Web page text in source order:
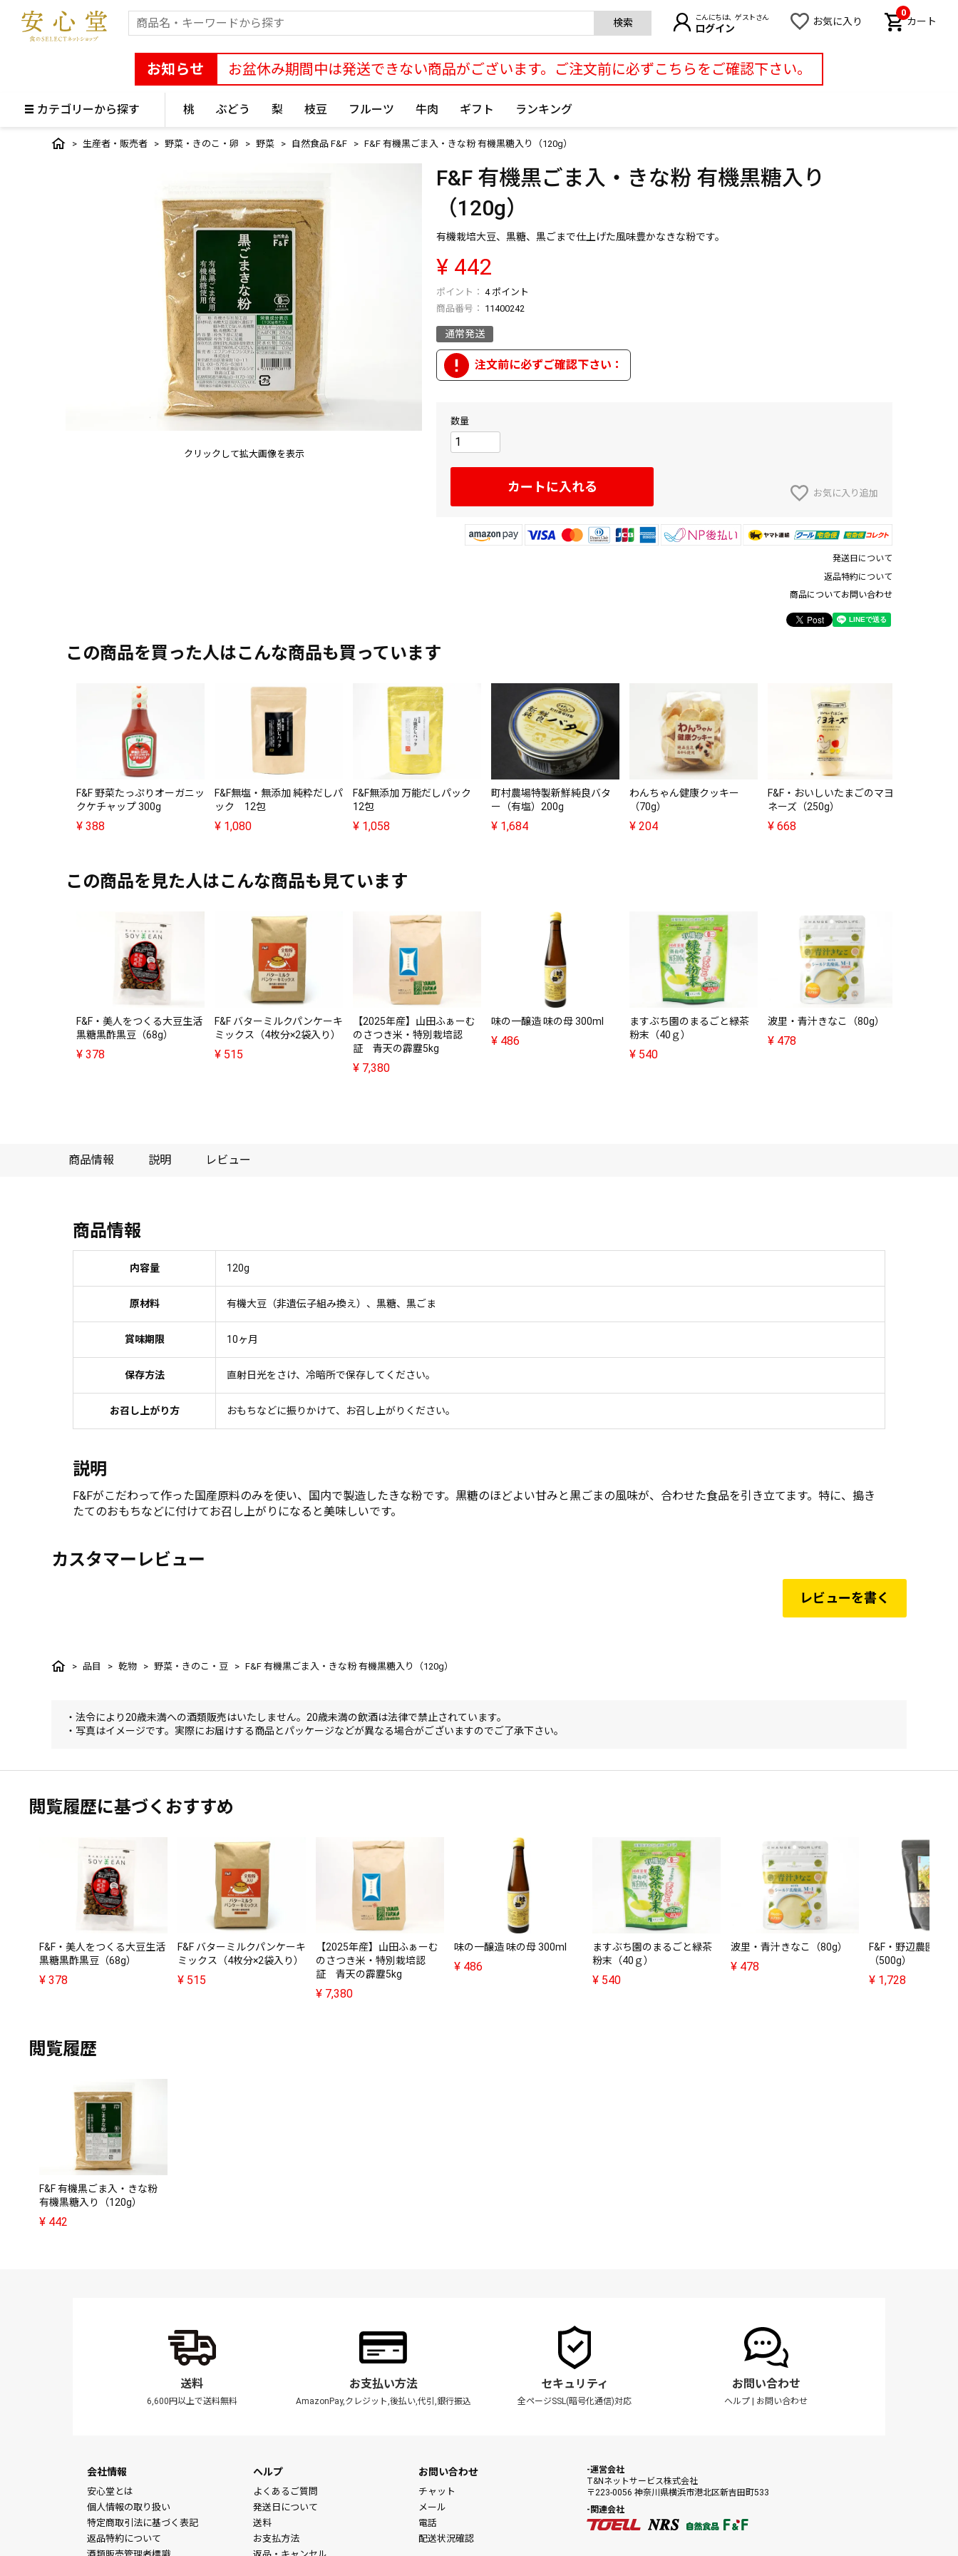
検索 こんにちは、ゲストさん
ログイン
お気に入り カート
0
お知らせ お盆休み期間中は発送できない商品がございます。ご注文前に必ずこちらをご確認下さい。
カテゴリーから探す 桃 ぶどう 梨 枝豆 フルーツ 牛肉 ギフト ランキング
生産者・販売者 野菜・きのこ・卵 野菜 自然食品 F&F F&F 有機黒ごま入・きな粉 有機黒糖入り（120g）
クリックして拡大画像を表示
F&F 有機黒ごま入・きな粉 有機黒糖入り
（120g）
有機栽培大豆、黒糖、黒ごまで仕上げた風味豊かなきな粉です。
¥ 442
4 ポイント
商品番号
11400242
通常発送
お気に入り追加
カートに入れる
発送日について
返品特約について
商品についてお問い合わせ
この商品を買った人はこんな商品も買っています
F&F 野菜たっぷりオーガニッ
クケチャップ 300g
¥ 388
F&F無塩・無添加 純粋だしパ
ック 12包
¥ 1,080
F&F無添加 万能だしパック
12包
¥ 1,058
町村農場特製新鮮純良バタ
ー（有塩）200g
¥ 1,684
わんちゃん健康クッキー
（70g）
¥ 204
F&F・おいしいたまごのマヨ
ネーズ（250g）
¥ 668
この商品を見た人はこんな商品も見ています
F&F・美人をつくる大豆生活
黒糖黒酢黒豆（68g）
¥ 378
F&F バターミルクパンケーキ
ミックス（4枚分×2袋入り）
¥ 515
【2025年産】山田ふぁーむ
のさつき米・特別栽培認
証 青天の霹靂5kg
¥ 7,380
味の一醸造 味の母 300ml
¥ 486
ますぶち園のまるごと緑茶
粉末（40ｇ）
¥ 540
波里・青汁きなこ（80g）
¥ 478
商品情報 説明 レビュー
商品情報
内容量 120g
原材料 有機大豆（非遺伝子組み換え）、黒糖、黒ごま
賞味期限 10ヶ月
保存方法 直射日光をさけ、冷暗所で保存してください。
お召し上がり方 おもちなどに振りかけて、お召し上がりください。
説明
F&Fがこだわって作った国産原料のみを使い、国内で製造したきな粉です。黒糖のほどよい甘みと黒ごまの風味が、合わせた食品を引き立てます。特に、搗き
たてのおもちなどに付けてお召し上がりになると美味しいです。
カスタマーレビュー
レビューを書く
品目 乾物 野菜・きのこ・豆 F&F 有機黒ごま入・きな粉 有機黒糖入り（120g）
・法令により20歳未満への酒類販売はいたしません。20歳未満の飲酒は法律で禁止されています。
・写真はイメージです。実際にお届けする商品とパッケージなどが異なる場合がございますのでご了承下さい。
閲覧履歴に基づくおすすめ
F&F・美人をつくる大豆生活
黒糖黒酢黒豆（68g）
¥ 378
F&F バターミルクパンケーキ
ミックス（4枚分×2袋入り）
¥ 515
【2025年産】山田ふぁーむ
のさつき米・特別栽培認
証 青天の霹靂5kg
¥ 7,380
味の一醸造 味の母 300ml
¥ 486
ますぶち園のまるごと緑茶
粉末（40ｇ）
¥ 540
波里・青汁きなこ（80g）
¥ 478
F&F・野辺農園 薫
（500g）
¥ 1,728
閲覧履歴
F&F 有機黒ごま入・きな粉
有機黒糖入り（120g）
¥ 442
送料
6,600円以上で送料無料
お支払い方法
AmazonPay,クレジット,後払い,代引,銀行振込
セキュリティ
全ページSSL(暗号化通信)対応
お問い合わせ
ヘルプ | お問い合わせ
会社情報
安心堂とは
個人情報の取り扱い
特定商取引法に基づく表記
返品特約について
ヘルプ
よくあるご質問
発送日について
送料
お支払方法
お問い合わせ
チャット
メール
電話
配送状況確認
運営会社
T&Nネットサービス株式会社
〒223-0056 神奈川県横浜市港北区新吉田町533
関連会社